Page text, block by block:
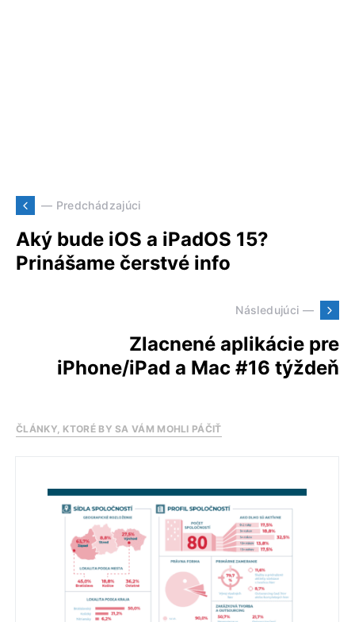
— Predchádzajúci
Aký bude iOS a iPadOS 15?
Prinášame čerstvé info
Následujúci —
Zlacnené aplikácie pre
iPhone/iPad a Mac #16 týždeň
ČLÁNKY, KTORÉ BY SA VÁM MOHLI PÁČIŤ